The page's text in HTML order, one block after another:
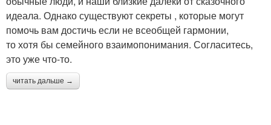
идеала. Однако существуют секреты , которые могут
помочь вам достичь если не всеобщей гармонии,
то хотя бы семейного взаимопонимания. Согласитесь,
это уже что-то.
читать дальше →